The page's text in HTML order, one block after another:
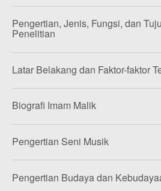
Pengertian, Jenis, Fungsi, dan
Penelitian
Latar Belakang dan Faktor-faktor
Biografi Imam Malik
Pengertian Seni Musik
Pengertian Budaya dan